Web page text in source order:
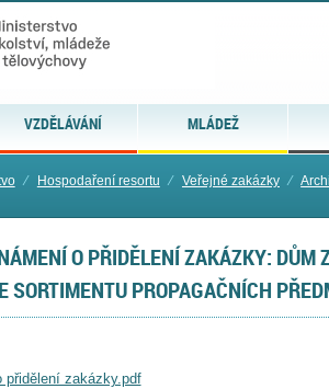
VZDĚLÁVÁNÍ MLÁDEŽ
⁄ Hospodaření resortu ⁄ Veřejné zakázky ⁄
O PŘIDĚLENÍ ZAKÁZKY: DŮM
SORTIMENTU PROPAGAČNÍCH
přidělení zakázky.pdf